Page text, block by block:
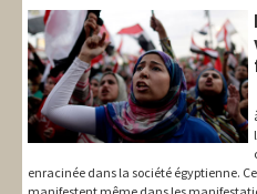
enracinée dans la société égyptienne.